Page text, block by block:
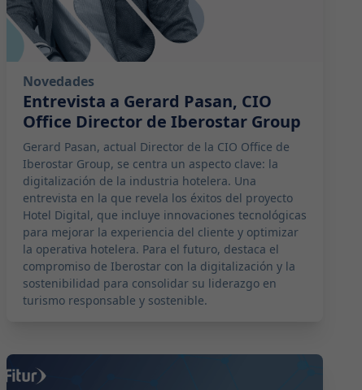
Novedades
Entrevista a Gerard Pasan, CIO
Office Director de Iberostar Group
Gerard Pasan, actual Director de la CIO Office de
Iberostar Group, se centra un aspecto clave: la
digitalización de la industria hotelera. Una
entrevista en la que revela los éxitos del proyecto
Hotel Digital, que incluye innovaciones tecnológicas
para mejorar la experiencia del cliente y optimizar
la operativa hotelera. Para el futuro, destaca el
compromiso de Iberostar con la digitalización y la
sostenibilidad para consolidar su liderazgo en
turismo responsable y sostenible.
2024-02-26 11:00:00